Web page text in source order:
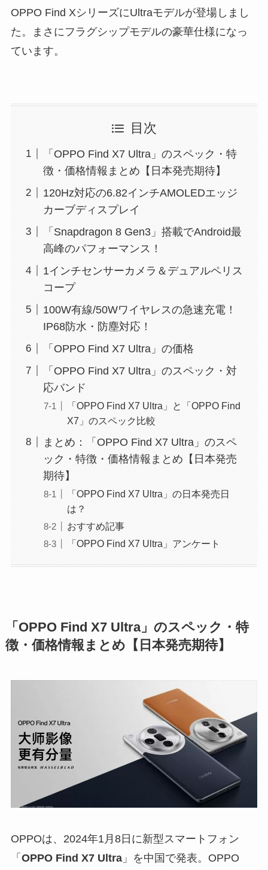
OPPO Find XシリーズにUltraモデルが登場しまし
た。まさにフラグシップモデルの豪華仕様になっ
ています。
目次
「OPPO Find X7 Ultra」のスペック・特
徴・価格情報まとめ【日本発売期待】
120Hz対応の6.82インチAMOLEDエッジ
カーブディスプレイ
「Snapdragon 8 Gen3」搭載でAndroid最
高峰のパフォーマンス！
1インチセンサーカメラ＆デュアルペリス
コープ
100W有線/50Wワイヤレスの急速充電！
IP68防水・防塵対応！
「OPPO Find X7 Ultra」の価格
「OPPO Find X7 Ultra」のスペック・対
応バンド
「OPPO Find X7 Ultra」と「OPPO Find
X7」のスペック比較
まとめ：「OPPO Find X7 Ultra」のスペ
ック・特徴・価格情報まとめ【日本発売
期待】
「OPPO Find X7 Ultra」の日本発売日
は？
おすすめ記事
「OPPO Find X7 Ultra」アンケート
「OPPO Find X7 Ultra」のスペック・特
徴・価格情報まとめ【日本発売期待】
OPPOは、2024年1月8日に新型スマートフォン
「 OPPO Find X7 Ultra」を中国で発表。OPPO